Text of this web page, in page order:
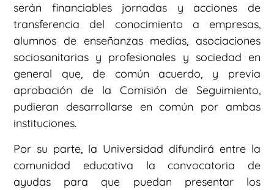
serán financiables jornadas y acciones de
transferencia del conocimiento a empresas,
alumnos de enseñanzas medias, asociaciones
sociosanitarias y profesionales y sociedad en
general que, de común acuerdo, y previa
aprobación de la Comisión de Seguimiento,
pudieran desarrollarse en común por ambas
instituciones.
Por su parte, la Universidad difundirá entre la
comunidad educativa la convocatoria de
ayudas para que puedan presentar los